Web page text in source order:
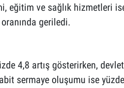
eğitim ve sağlık hizmetleri
geriledi.
4,8 artış gösterirken,
sermaye oluşumu ise